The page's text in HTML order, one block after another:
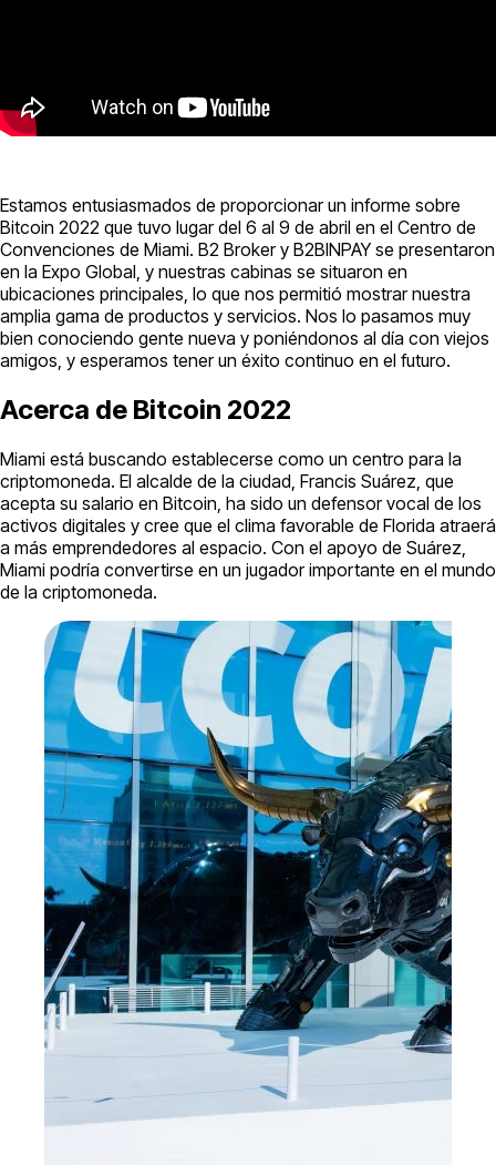
Estamos entusiasmados de proporcionar un informe sobre
Bitcoin 2022 que tuvo lugar del 6 al 9 de abril en el Centro de
Convenciones de Miami. B2 Broker y B2BINPAY se presentaron
en la Expo Global, y nuestras cabinas se situaron en
ubicaciones principales, lo que nos permitió mostrar nuestra
amplia gama de productos y servicios. Nos lo pasamos muy
bien conociendo gente nueva y poniéndonos al día con viejos
amigos, y esperamos tener un éxito continuo en el futuro.
Acerca de Bitcoin 2022
Miami está buscando establecerse como un centro para la
criptomoneda. El alcalde de la ciudad, Francis Suárez, que
acepta su salario en Bitcoin, ha sido un defensor vocal de los
activos digitales y cree que el clima favorable de Florida atraerá
a más emprendedores al espacio. Con el apoyo de Suárez,
Miami podría convertirse en un jugador importante en el mundo
de la criptomoneda.